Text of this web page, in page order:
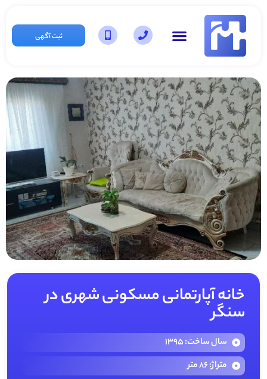
ثبت آگهی
خانه آپارتمانی مسکونی شهری در
سنگر
سال ساخت: 1395
متراژ: 86 متر